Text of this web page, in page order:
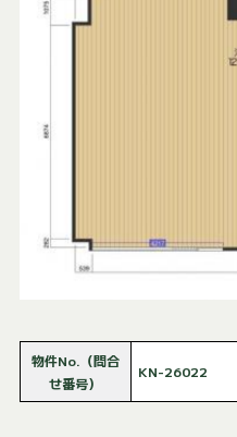
物件No.（問合
せ番号）
KN-26022